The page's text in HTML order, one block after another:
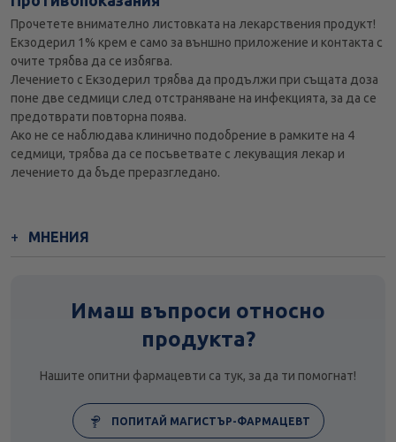
Прочетете внимателно листовката на лекарствения продукт!
Екзодерил 1% крем е само за външно приложение и контакта с
очите трябва да се избягва.
Лечението с Екзодерил трябва да продължи при същата доза
поне две седмици след отстраняване на инфекцията, за да се
предотврати повторна поява.
Ако не се наблюдава клинично подобрение в рамките на 4
седмици, трябва да се посъветвате с лекуващия лекар и
лечението да бъде преразгледано.
МНЕНИЯ
Имаш въпроси относно
продукта?
Нашите опитни фармацевти са тук, за да ти помогнат!
ПОПИТАЙ МАГИСТЪР-ФАРМАЦЕВТ